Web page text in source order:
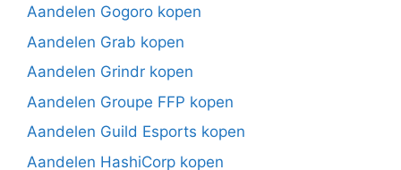
Aandelen Gogoro kopen
Aandelen Grab kopen
Aandelen Grindr kopen
Aandelen Groupe FFP kopen
Aandelen Guild Esports kopen
Aandelen HashiCorp kopen